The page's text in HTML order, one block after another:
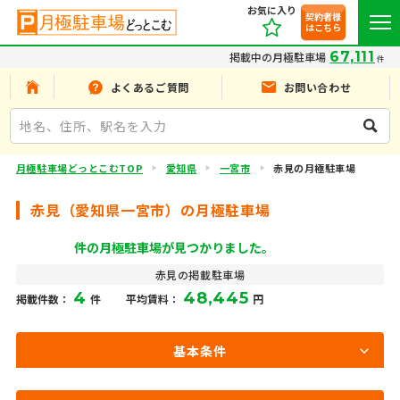
お気に入り
契約者様
はこちら
掲載中の月極駐車場 67,111 件
よくあるご質問 お問い合わせ
月極駐車場どっとこむTOP 愛知県 一宮市 赤見の月極駐車場
赤見（愛知県一宮市）の月極駐車場
件の月極駐車場が見つかりました。
赤見の掲載駐車場
掲載件数： 4 件 平均賃料： 48,445 円
基本条件